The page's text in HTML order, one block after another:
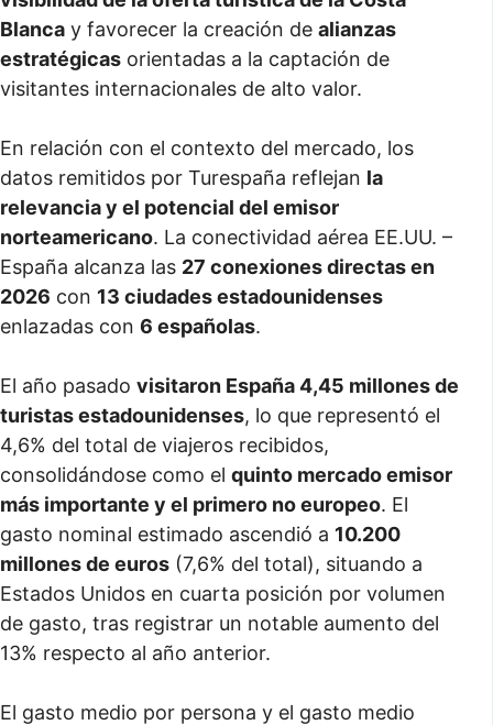
Blanca y favorecer la creación de alianzas
estratégicas orientadas a la captación de
visitantes internacionales de alto valor.
En relación con el contexto del mercado, los
datos remitidos por Turespaña reflejan la
relevancia y el potencial del emisor
norteamericano. La conectividad aérea EE.UU. –
España alcanza las 27 conexiones directas en
2026 con 13 ciudades estadounidenses
enlazadas con 6 españolas.
El año pasado visitaron España 4,45 millones de
turistas estadounidenses, lo que representó el
4,6% del total de viajeros recibidos,
consolidándose como el quinto mercado emisor
más importante y el primero no europeo. El
gasto nominal estimado ascendió a 10.200
millones de euros (7,6% del total), situando a
Estados Unidos en cuarta posición por volumen
de gasto, tras registrar un notable aumento del
13% respecto al año anterior.
El gasto medio por persona y el gasto medio